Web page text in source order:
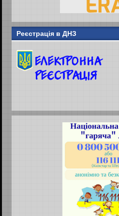
Реєстрація в ДНЗ